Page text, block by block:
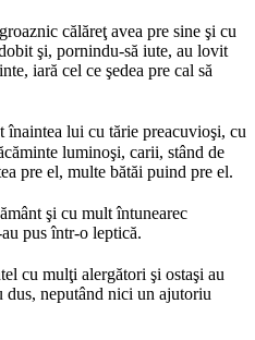
călăreţ avea pre sine şi cu
şi, pornindu-să iute, au lovit
iară cel ce şedea pre cal să
înaintea lui cu tărie preacuvioşi, cu
luminoşi, carii, stând de
pre el, multe bătăi puind pre el.
şi cu mult întunearec
pus într-o leptică.
cu mulţi alergători şi ostaşi au
dus, neputând nici un ajutoriu